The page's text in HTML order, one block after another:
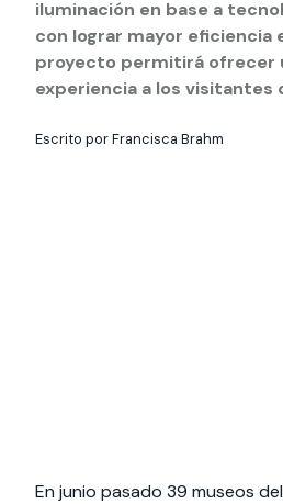
cursos
Especialidades y
estadías
Te puede
interesar:
2025
vinculación con la
sociedad
Extensión Cultural
Te puede interesar:Filantropía
intercambio
Servicios y apoyos
Te puede
Explora el
iluminación en base a
con lograr mayor eficiencia
proyecto permitirá ofrecer
experiencia a los visitantes
Escrito por Francisca Brahm
En junio pasado 39 museos